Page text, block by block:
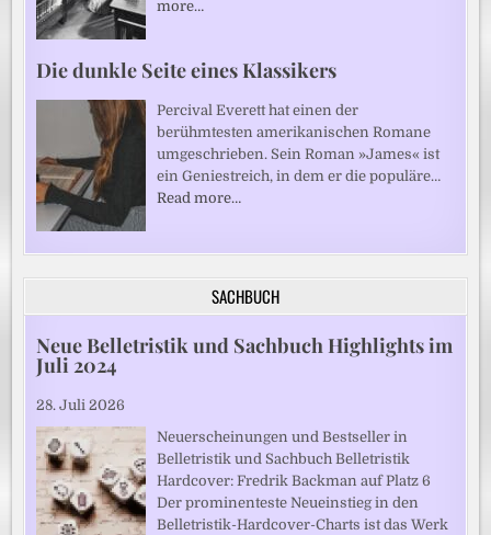
more…
Die dunkle Seite eines Klassikers
Percival Everett hat einen der
berühmtesten amerikanischen Romane
umgeschrieben. Sein Roman »James« ist
ein Geniestreich, in dem er die populäre…
Read more…
SACHBUCH
Neue Belletristik und Sachbuch Highlights im
Juli 2024
28. Juli 2026
Neuerscheinungen und Bestseller in
Belletristik und Sachbuch Belletristik
Hardcover: Fredrik Backman auf Platz 6
Der prominenteste Neueinstieg in den
Belletristik-Hardcover-Charts ist das Werk